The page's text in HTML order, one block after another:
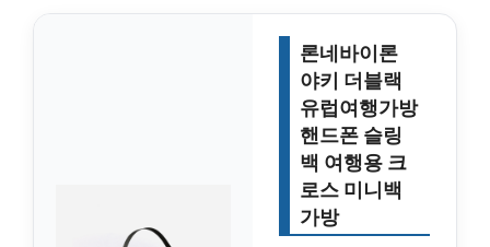
론네바이론
야키 더블랙
유럽여행가방
핸드폰 슬링
백 여행용 크
로스 미니백
가방